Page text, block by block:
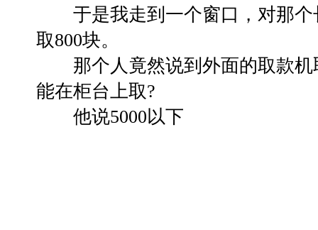
于是我走到一个窗口，对那个
取800块。
那个人竟然说到外面的取款机
能在柜台上取?
他说5000以下